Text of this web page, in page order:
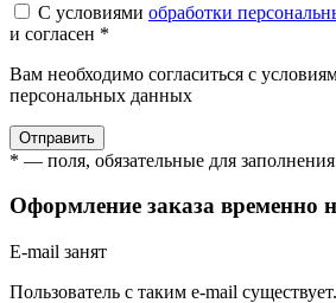
С условиями обработки
и согласен *
Вам необходимо согласиться с
персональных данных
Отправить
* — поля, обязательные для заполнения
Оформление заказа временно
E-mail занят
Пользователь с таким e-mail существует.